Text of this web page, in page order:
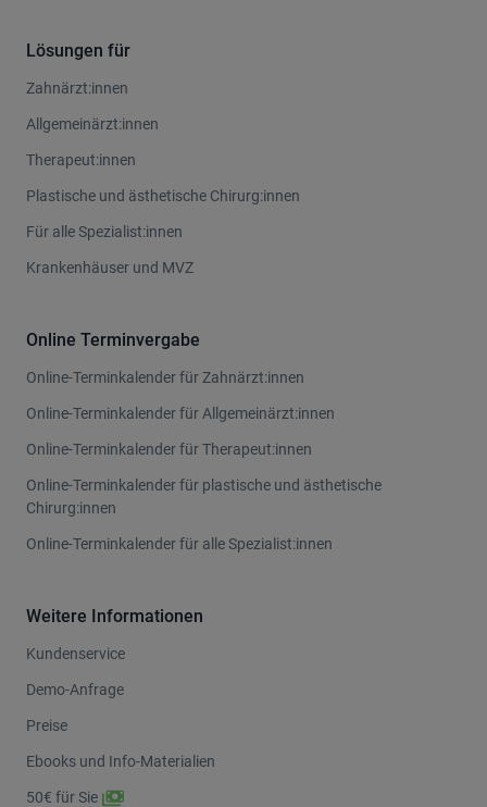
Lösungen für
Zahnärzt:innen
Allgemeinärzt:innen
Therapeut:innen
Plastische und ästhetische Chirurg:innen
Für alle Spezialist:innen
Krankenhäuser und MVZ
Online Terminvergabe
Online-Terminkalender für Zahnärzt:innen
Online-Terminkalender für Allgemeinärzt:innen
Online-Terminkalender für Therapeut:innen
Online-Terminkalender für plastische und ästhetische
Chirurg:innen
Online-Terminkalender für alle Spezialist:innen
Weitere Informationen
Kundenservice
Demo-Anfrage
Preise
Ebooks und Info-Materialien
50€ für Sie